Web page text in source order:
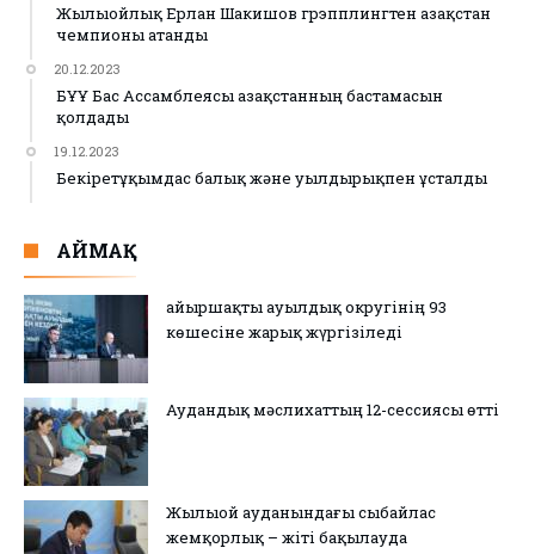
Жылыойлық Ерлан Шакишов грэпплингтен Қазақстан
чемпионы атанды
20.12.2023
БҰҰ Бас Ассамблеясы Қазақстанның бастамасын
қолдады
19.12.2023
Бекіретұқымдас балық және уылдырықпен ұсталды
АЙМАҚ
Қайыршақты ауылдық округінің 93
көшесіне жарық жүргізіледі
Аудандық мәслихаттың 12-сессиясы өтті
Жылыой ауданындағы сыбайлас
жемқорлық – жіті бақылауда